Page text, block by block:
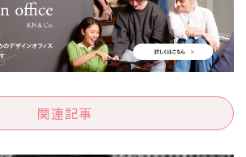
関連記事